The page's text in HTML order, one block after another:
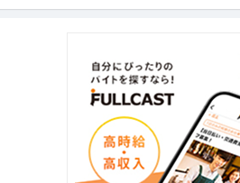
子どうぶつ」でお馴染みのお菓子メー
ココーン」「アスパラガス」などのロ
日祝休み／転勤なし／勤務地日本橋」
株式会社ギンビス
【職種】マーケティング＞商品企画 【業種
性などに応じ、当該求人をビ…続きを見る
法務・コンプライアンス ／ 「測量士
ドローン・3Dレーザースキャナーを駆
ひかり司法書士法人